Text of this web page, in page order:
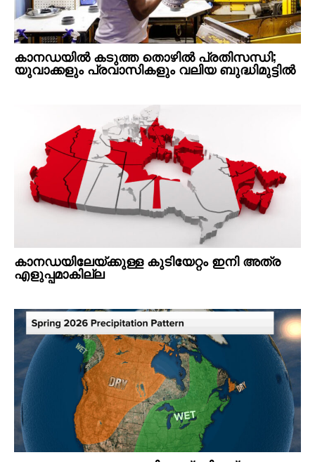
കാനഡയിൽ കടുത്ത തൊഴിൽ പ്രതിസന്ധി;
യുവാക്കളും പ്രവാസികളും വലിയ ബുദ്ധിമുട്ടിൽ
കാനഡയിലേയ്ക്കുള്ള കുടിയേറ്റം ഇനി അത്ര
എളുപ്പമാകില്ല